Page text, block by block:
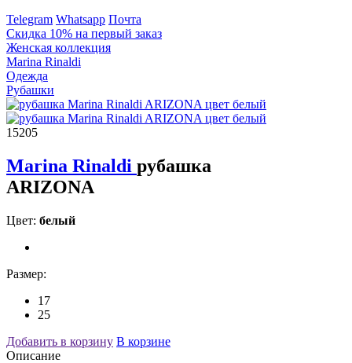
Telegram Whatsapp Почта
Скидка 10% на первый заказ
Женская коллекция
Marina Rinaldi
Одежда
Рубашки
15205
Marina Rinaldi рубашка
ARIZONA
Цвет: белый
Размер:
17
25
Добавить в корзину В корзине
Описание